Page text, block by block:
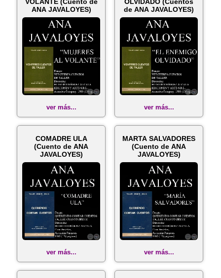
VOLANTE (Cuento de
ANA JAVALOYES)
ver más...
OLVIDADO (Cuentos
de ANA JAVALOYES)
ver más...
COMADRE ULA
(Cuento de ANA
JAVALOYES)
ver más...
MARTA SALVADORES
(Cuento de ANA
JAVALOYES)
ver más...